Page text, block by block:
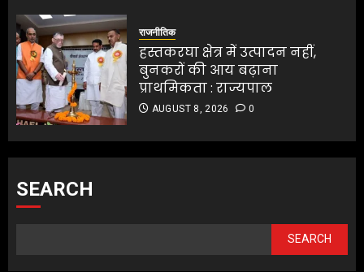
राजनीतिक
हस्तकरघा क्षेत्र में उत्पादन नहीं,
बुनकरों की आय बढ़ाना
प्राथमिकता : राज्यपाल
AUGUST 8, 2026 0
SEARCH
SEARCH